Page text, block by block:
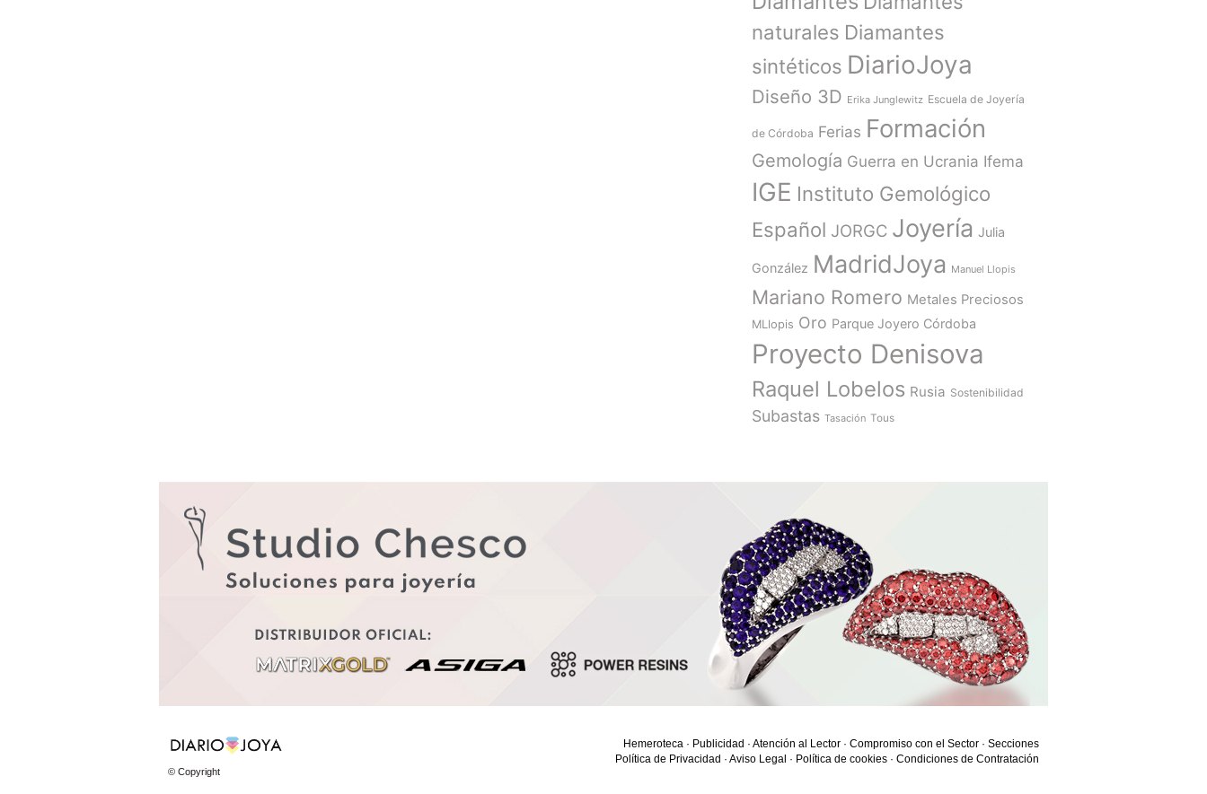
naturales Diamantes
sintéticos DiarioJoya
Diseño 3D Erika Junglewitz Escuela de Joyería
de Córdoba Ferias Formación
Gemología Guerra en Ucrania Ifema
IGE Instituto Gemológico
Español JORGC Joyería Julia
González MadridJoya Manuel Llopis
Mariano Romero Metales Preciosos
MLlopis Oro Parque Joyero Córdoba
Proyecto Denisova
Raquel Lobelos Rusia Sostenibilidad
Subastas Tasación Tous
© Copyright
Hemeroteca · Publicidad · Atención al Lector · Compromiso con el Sector · Secciones
Política de Privacidad · Aviso Legal · Política de cookies · Condiciones de Contratación